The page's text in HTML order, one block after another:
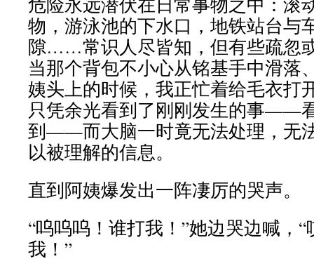
物，游泳池的下水口，地铁站台与
隙……常识人尽皆知，但有些疏忽
当那个背包不小心从铭基手中滑落
姨头上的时候，我正忙着给毛衣打
只凭余光看到了刚刚发生的事——
到——而大脑一时竟无法处理，无
以被理解的信息。
直到阿姨爆发出一阵凄厉的哭声。
“呜呜呜！谁打我！”她边哭边喊
我！”